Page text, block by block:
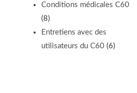
Conditions médicales C60
(8)
Entretiens avec des
utilisateurs du C60(6)